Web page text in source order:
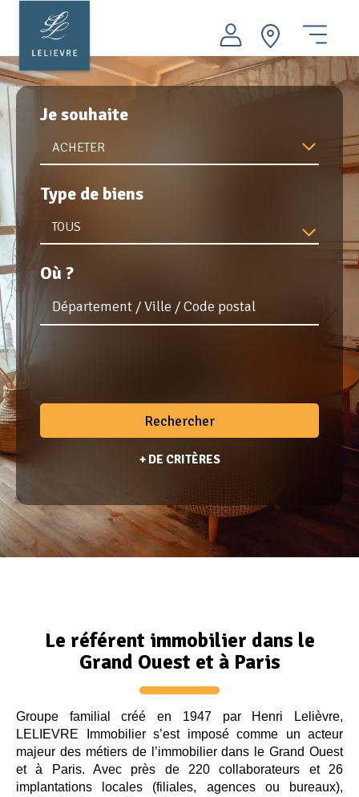
principalACHETER
LOUER
VENDRE
FAIRE GÉRER
Nos conseils
Nos agences immobilières
Groupe LELIEVRE
Actualités
Nous rejoindre
Je souhaite
ACHETER
Type de biens
TOUS
Où ?
Rechercher
+ DE CRITÈRES
Le référent immobilier dans le
Grand Ouest et à Paris
Groupe familial créé en 1947 par Henri Lelièvre,
LELIEVRE Immobilier s’est imposé comme un acteur
majeur des métiers de l’immobilier dans le Grand Ouest
et à Paris. Avec près de 220 collaborateurs et 26
implantations locales (filiales, agences ou bureaux),